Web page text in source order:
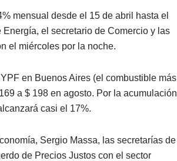
mensual desde el 15 de abril hasta el
el secretario de Comercio y las
el miércoles por la noche.
en Buenos Aires (el combustible más
a $ 198 en agosto. Por la acumulación
casi el 17%.
Sergio Massa, las secretarías de
de Precios Justos con el sector